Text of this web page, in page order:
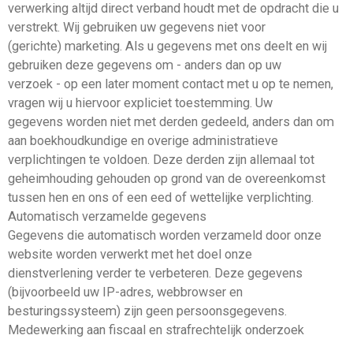
verwerking altijd direct verband houdt met de opdracht die u
verstrekt. Wij gebruiken uw gegevens niet voor
(gerichte) marketing. Als u gegevens met ons deelt en wij
gebruiken deze gegevens om - anders dan op uw
verzoek - op een later moment contact met u op te nemen,
vragen wij u hiervoor expliciet toestemming. Uw
gegevens worden niet met derden gedeeld, anders dan om
aan boekhoudkundige en overige administratieve
verplichtingen te voldoen. Deze derden zijn allemaal tot
geheimhouding gehouden op grond van de overeenkomst
tussen hen en ons of een eed of wettelijke verplichting.
Automatisch verzamelde gegevens
Gegevens die automatisch worden verzameld door onze
website worden verwerkt met het doel onze
dienstverlening verder te verbeteren. Deze gegevens
(bijvoorbeeld uw IP-adres, webbrowser en
besturingssysteem) zijn geen persoonsgegevens.
Medewerking aan fiscaal en strafrechtelijk onderzoek